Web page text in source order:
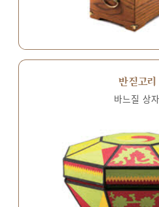
반짇고리
바느질 상자